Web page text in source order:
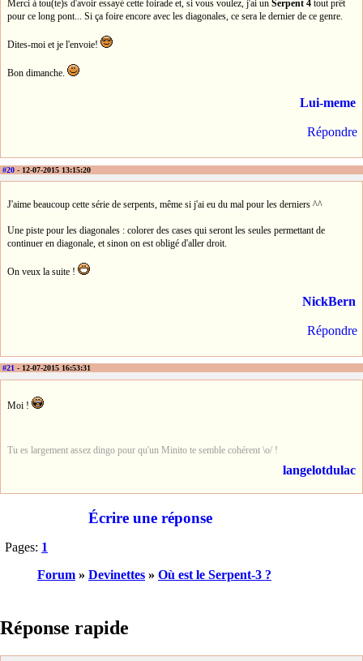
Merci à tou(te)s d'avoir essayé cette foirade et, si vous voulez, j'ai un Serpent 4 tout prêt
pour ce long pont... Si ça foire encore avec les diagonales, ce sera le dernier de ce genre.
Dites-moi et je l'envoie!
Bon dimanche.
Lui-meme
Répondre
#20 - 12-07-2015 13:15:20
J'aime beaucoup cette série de serpents, même si j'ai eu du mal pour les derniers ^^
Une piste pour les diagonales : colorer des cases qui seront les seules permettant de
continuer en diagonale, et sinon on est obligé d'aller droit.
On veux la suite !
NickBern
Répondre
#21 - 12-07-2015 16:53:31
Moi !
Tu es largement assez dingo pour qu'un Minito te semble cohérent \o/ !
langelotdulac
Écrire une réponse
Pages: 1
Forum » Devinettes » Où est le Serpent-3 ?
Réponse rapide